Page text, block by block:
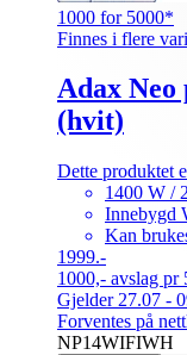
1000 for 5000*
Finnes i flere
Adax
(hvit)
Dette produktet
1400 W /
Innebygd
Kan
1999.-
1000,- avslag pr
Gjelder 27.07 -
Forventes på
NP14WIFIWH